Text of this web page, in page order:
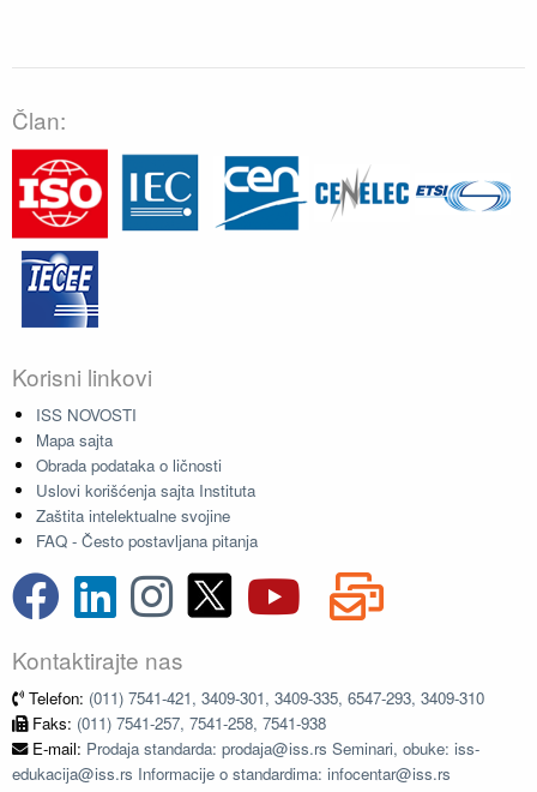
Član:
Korisni linkovi
ISS NOVOSTI
Mapa sajta
Obrada podataka o ličnosti
Uslovi korišćenja sajta Instituta
Zaštita intelektualne svojine
FAQ - Često postavljana pitanja
Kontaktirajte nas
Telefon: (011) 7541-421, 3409-301, 3409-335, 6547-293, 3409-310
Faks: (011) 7541-257, 7541-258, 7541-938
E-mail: Prodaja standarda: prodaja@iss.rs Seminari, obuke: iss-
edukacija@iss.rs Informacije o standardima: infocentar@iss.rs